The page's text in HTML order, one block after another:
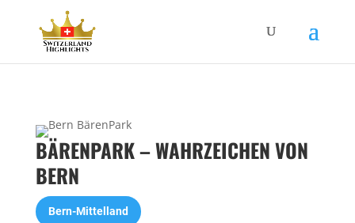
BÄRENPARK – WAHRZEICHEN VON
BERN
Bern-Mittelland